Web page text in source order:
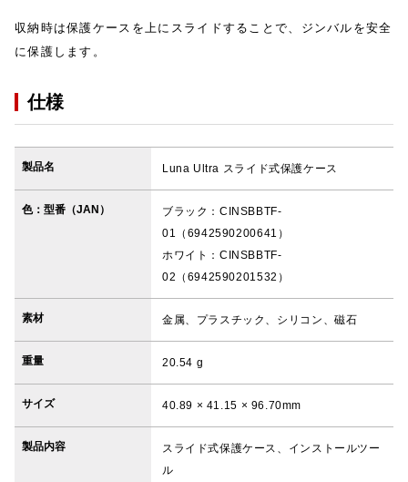
収納時は保護ケースを上にスライドすることで、ジンバルを安全
に保護します。
仕様
製品名 Luna Ultra スライド式保護ケース
色：型番（JAN）
ブラック：CINSBBTF-
01（6942590200641）
ホワイト：CINSBBTF-
02（6942590201532）
素材 金属、プラスチック、シリコン、磁石
重量 20.54 g
サイズ 40.89 × 41.15 × 96.70mm
製品内容
スライド式保護ケース、インストールツー
ル